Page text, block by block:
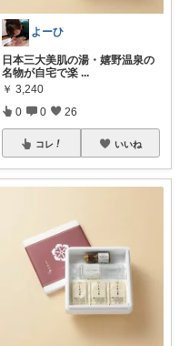
よーひ
日本三大美肌の湯・嬉野温泉の
名物が自宅で楽 ...
￥ 3,240
0 0 26
コレ いいね